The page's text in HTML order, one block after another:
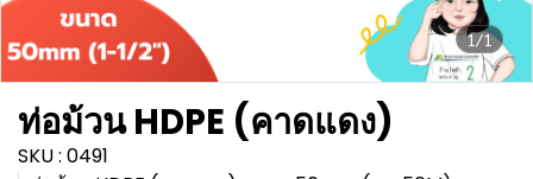
1/1
ท่อม้วน HDPE (คาดแดง)
SKU : 0491